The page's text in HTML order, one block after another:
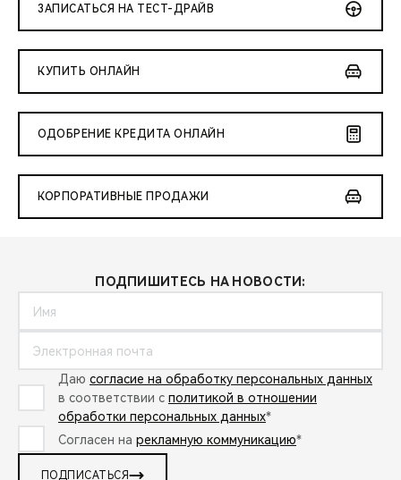
ЗАПИСАТЬСЯ НА ТЕСТ-ДРАЙВ
КУПИТЬ ОНЛАЙН
ОДОБРЕНИЕ КРЕДИТА ОНЛАЙН
КОРПОРАТИВНЫЕ ПРОДАЖИ
ПОДПИШИТЕСЬ НА НОВОСТИ:
Даю согласие на обработку персональных данных
в соответствии с политикой в отношении
обработки персональных данных*
Согласен на рекламную коммуникацию*
ПОДПИСАТЬСЯ